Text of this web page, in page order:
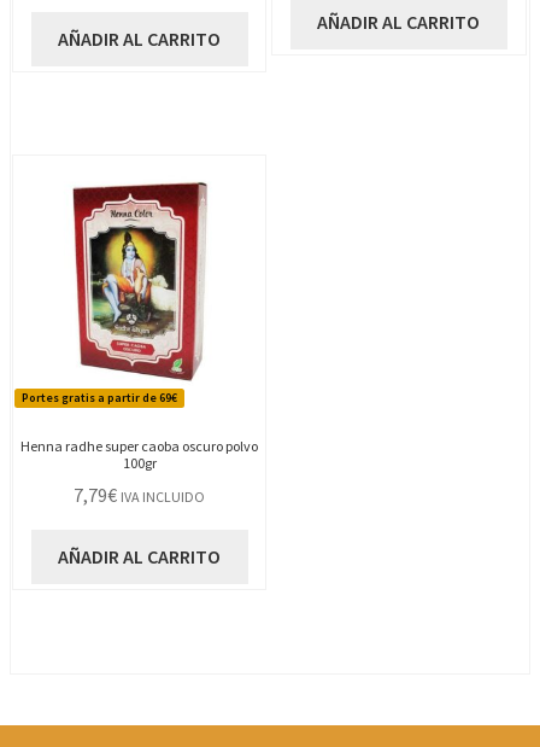
AÑADIR AL CARRITO
AÑADIR AL CARRITO
Portes gratis a partir de 69€
Henna radhe super caoba oscuro polvo
100gr
7,79€ IVA INCLUIDO
AÑADIR AL CARRITO